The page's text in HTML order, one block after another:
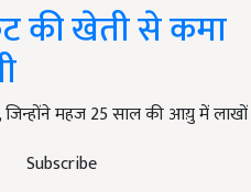
Subscribe
की खेती से कमा
महज 25 साल की आय़ु में लाखों